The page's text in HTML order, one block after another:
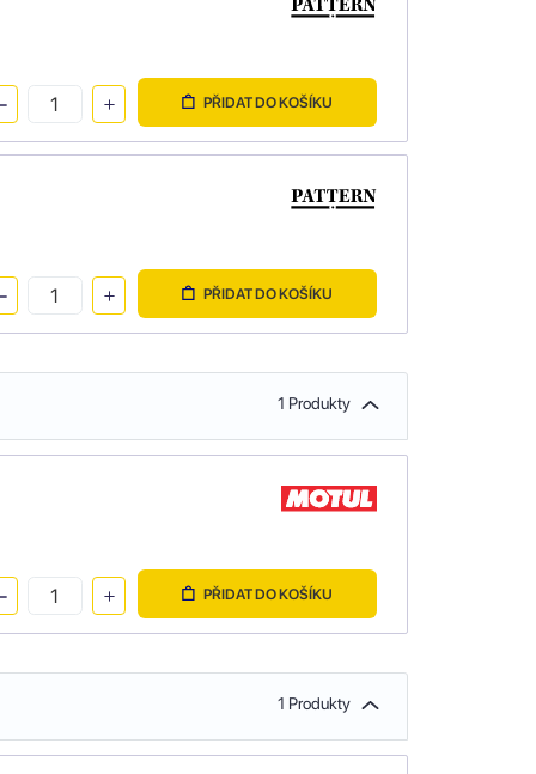
PŘIDAT DO KOŠÍKU
PŘIDAT DO KOŠÍKU
1 Produkty
PŘIDAT DO KOŠÍKU
1 Produkty